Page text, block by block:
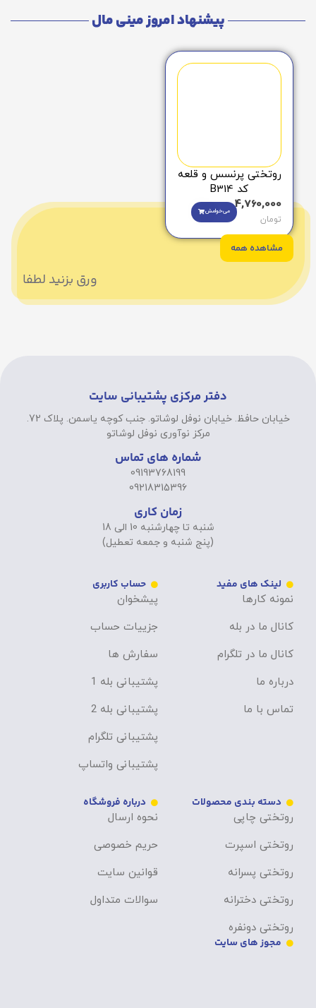
پیشنهاد امروز مینی مال
روتختی پرنسس و قلعه
کد B314
4,760,000
تومان
می‌خوامش
مشاهده همه
ورق بزنید لطفا
دفتر مرکزی پشتیبانی سایت
خیابان حافظ. خیابان نوفل لوشاتو. جنب کوچه یاسمن. پلاک 72.
مرکز نوآوری نوفل لوشاتو
شماره های تماس
09193768199
09218315396
زمان کاری
شنبه تا چهارشنبه 10 الی 18
(پنج شنبه و جمعه تعطیل)
لینک های مفید
نمونه کارها
کانال ما در بله
کانال ما در تلگرام
درباره ما
تماس با ما
حساب کاربری
پیشخوان
جزییات حساب
سفارش ها
پشتیبانی بله 1
پشتیبانی بله 2
پشتیبانی تلگرام
پشتیبانی واتساپ
دسته بندی محصولات
روتختی چاپی
روتختی اسپرت
روتختی پسرانه
روتختی دخترانه
روتختی دونفره
درباره فروشگاه
نحوه ارسال
حریم خصوصی
قوانین سایت
سوالات متداول
مجوز های سایت